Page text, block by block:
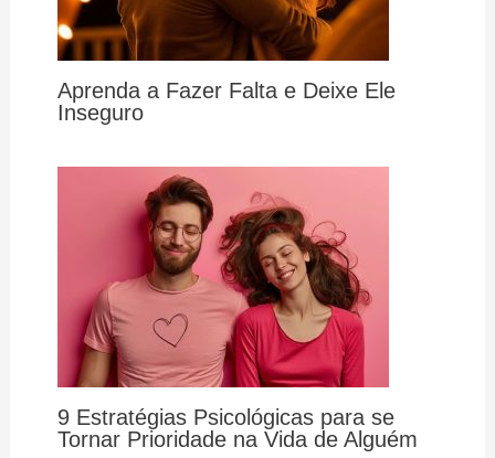
Aprenda a Fazer Falta e Deixe Ele
Inseguro
9 Estratégias Psicológicas para se
Tornar Prioridade na Vida de Alguém